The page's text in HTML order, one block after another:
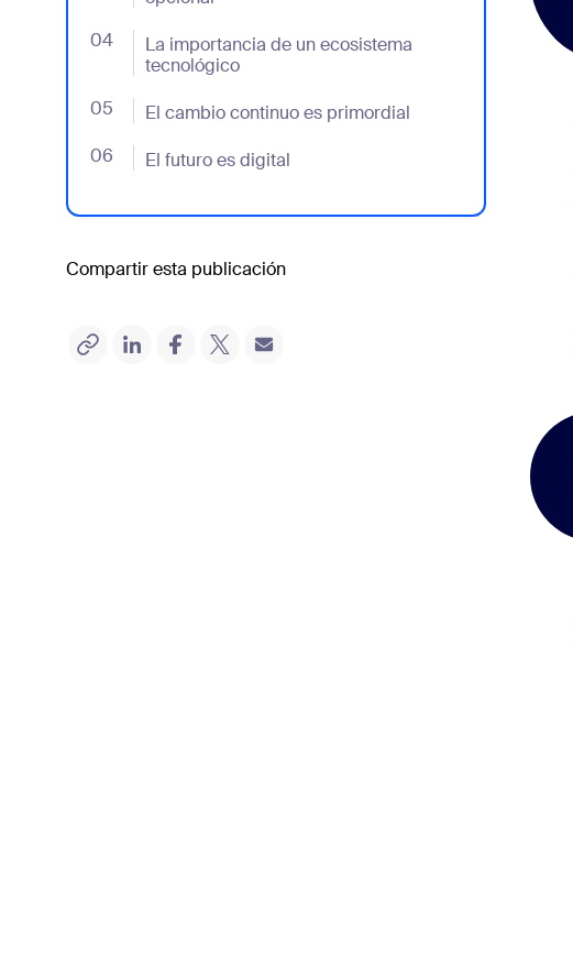
04
La importancia de un ecosistema
tecnológico
- Jumplink to La importancia de un ecosistema tecnológico
05 El cambio continuo es primordial
- Jumplink to El cambio continuo es primordial
06 El futuro es digital
- Jumplink to El futuro es digital
Compartir esta publicación